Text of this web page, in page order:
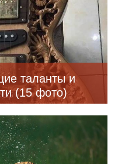
таланты и
(15 фото)